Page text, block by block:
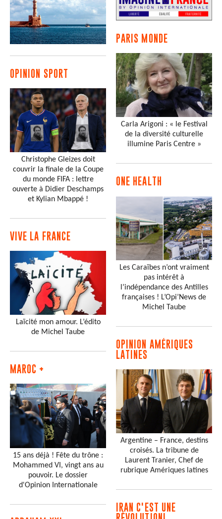
OPINION SPORT
Christophe Gleizes doit
couvrir la finale de la Coupe
du monde FIFA : lettre
ouverte à Didier Deschamps
et Kylian Mbappé !
VIVE LA FRANCE
Laïcité mon amour. L’édito
de Michel Taube
MAROC +
15 ans déjà ! Fête du trône :
Mohammed VI, vingt ans au
pouvoir. Le dossier
d'Opinion Internationale
PARIS MONDE
Carla Arigoni : « le Festival
de la diversité culturelle
illumine Paris Centre »
ONE HEALTH
Les Caraïbes n’ont vraiment
pas intérêt à
l’indépendance des Antilles
françaises ! L’Opi’News de
Michel Taube
OPINION AMÉRIQUES
LATINES
Argentine – France, destins
croisés. La tribune de
Laurent Tranier, Chef de
rubrique Amériques latines
IRAN C'EST UNE